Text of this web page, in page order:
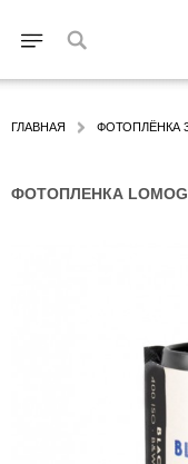
ГЛАВНАЯ ФОТОПЛЁНКА
ФОТОПЛЕНКА